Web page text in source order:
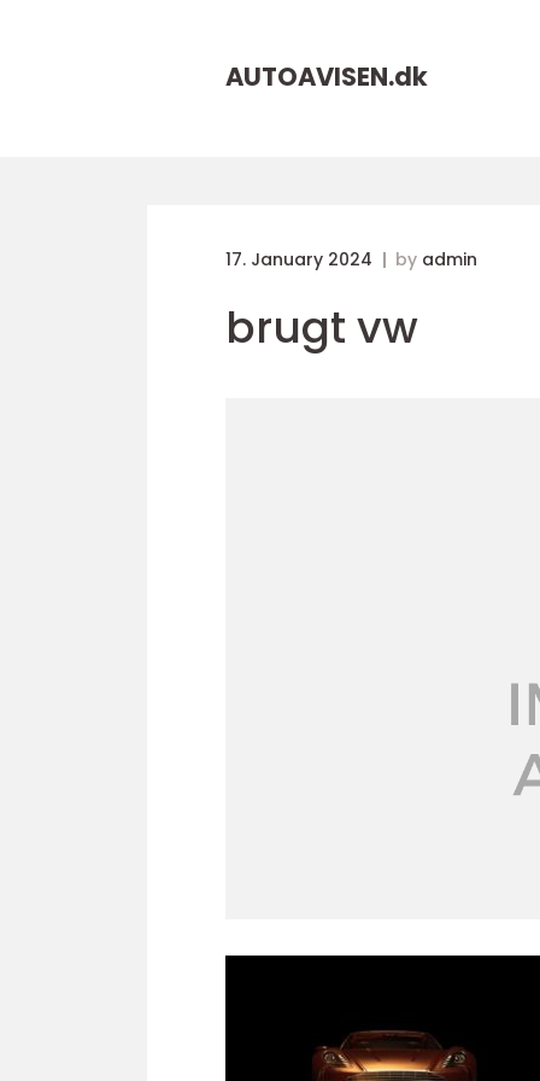
AUTOAVISEN.dk
17. January 2024 by admin
brugt vw